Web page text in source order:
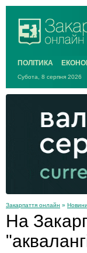
ПОЛІТИКА
Субота, 8 серпня 2026
Закарпаття онлайн » Новини
На